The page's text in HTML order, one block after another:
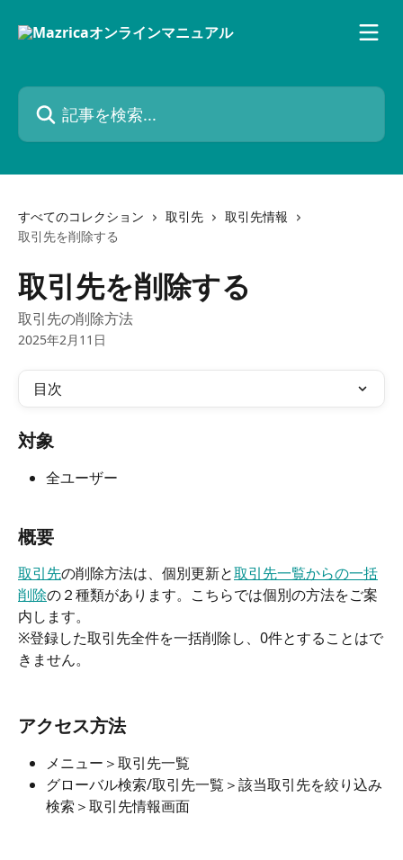
記事を検索...
すべてのコレクション 取引先
取引先情報
取引先を削除する
取引先を削除する
取引先の削除方法
2025年2月11日
目次
対象
全ユーザー
概要
取引先の削除方法は、個別更新と取引先一覧からの一括
削除の２種類があります。こちらでは個別の方法をご案
内します。
※登録した取引先全件を一括削除し、0件とすることはで
きません。
アクセス方法
メニュー＞取引先一覧
グローバル検索/取引先一覧＞該当取引先を絞り込み
検索＞取引先情報画面